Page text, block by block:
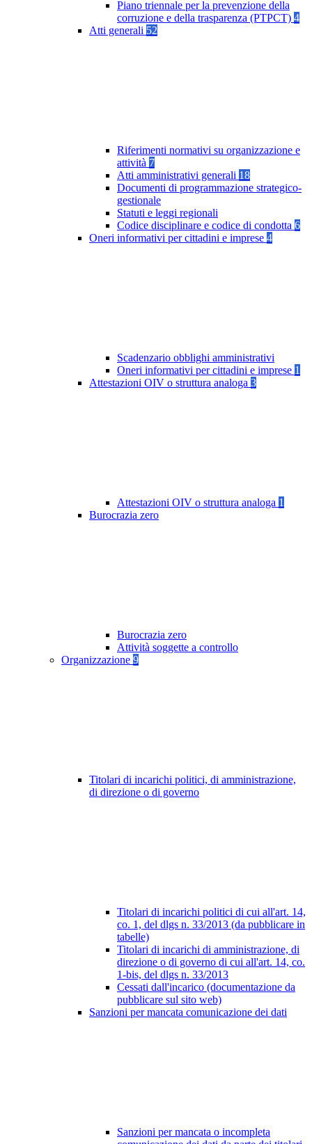
Piano triennale per la prevenzione della
corruzione e della trasparenza (PTPCT) 4
Atti generali 52
Riferimenti normativi su organizzazione e
attività 7
Atti amministrativi generali 18
Documenti di programmazione strategico-
gestionale
Statuti e leggi regionali
Codice disciplinare e codice di condotta 6
Oneri informativi per cittadini e imprese 4
Scadenzario obblighi amministrativi
Oneri informativi per cittadini e imprese 1
Attestazioni OIV o struttura analoga 3
Attestazioni OIV o struttura analoga 1
Burocrazia zero
Burocrazia zero
Attività soggette a controllo
Organizzazione 9
Titolari di incarichi politici, di amministrazione,
di direzione o di governo
Titolari di incarichi politici di cui all'art. 14,
co. 1, del dlgs n. 33/2013 (da pubblicare in
tabelle)
Titolari di incarichi di amministrazione, di
direzione o di governo di cui all'art. 14, co.
1-bis, del dlgs n. 33/2013
Cessati dall'incarico (documentazione da
pubblicare sul sito web)
Sanzioni per mancata comunicazione dei dati
Sanzioni per mancata o incompleta